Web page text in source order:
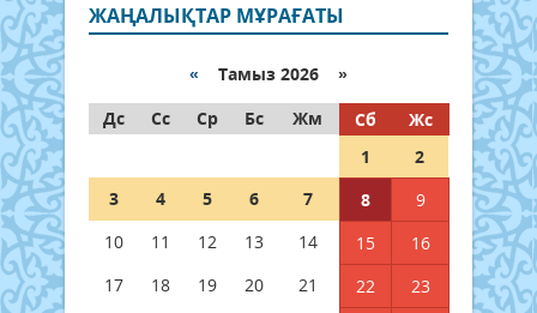
ЖАҢАЛЫҚТАР МҰРАҒАТЫ
« Тамыз 2026 »
Дс
Сс Ср Бс Жм Сб
Жс
1
2
3
4 5 6 7 8
9
10
11 12 13 14 15
16
17
18 19 20 21 22
23